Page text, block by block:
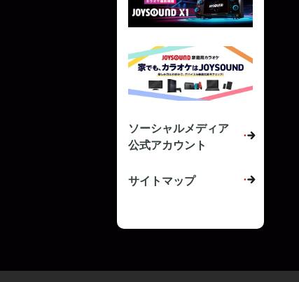
ソーシャルメディア
公式アカウント
サイトマップ